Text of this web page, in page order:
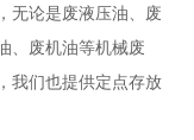
无论是废液压油、废
、废机油等机械废
我们也提供定点存放